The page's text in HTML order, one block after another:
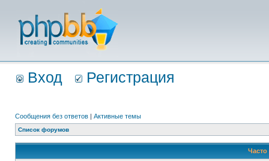
Вход Регистрация
Сообщения без ответов | Активные темы
Список форумов